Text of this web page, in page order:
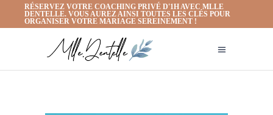
RÉSERVEZ VOTRE COACHING PRIVÉ D'1H AVEC MLLE
DENTELLE. VOUS AUREZ AINSI TOUTES LES CLÉS POUR
ORGANISER VOTRE MARIAGE SEREINEMENT !